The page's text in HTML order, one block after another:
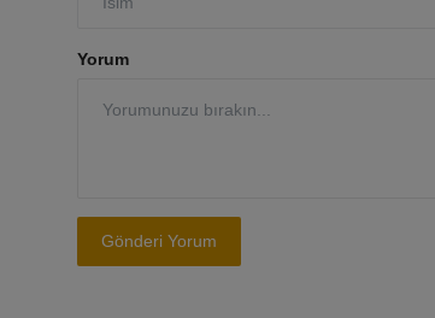
Yorum
Gönderi Yorum